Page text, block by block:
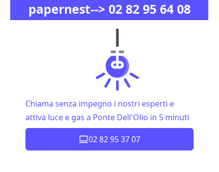
papernest--> 02 82 95 64 08
Chiama senza impegno i nostri esperti e
attiva luce e gas a Ponte Dell'Olio in 5 minuti
02 82 95 37 07